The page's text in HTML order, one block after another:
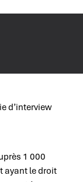
d’interview
1 000
ayant le droit